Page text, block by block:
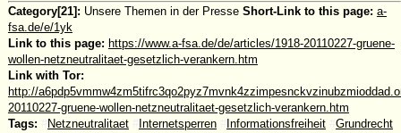
Category[21]: Unsere Themen in der Presse Short-Link to this page: a-
fsa.de/e/1yk
Link to this page: https://www.a-fsa.de/de/articles/1918-20110227-gruene-
wollen-netzneutralitaet-gesetzlich-verankern.htm
Link with Tor:
http://
20110227-gruene-wollen-netzneutralitaet-gesetzlich-verankern.htm
Tags:
Netzneutralitaet Internetsperren Informationsfreiheit
Grundrecht